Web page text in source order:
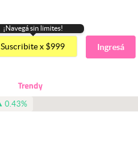
¡Navegá sin limites!
Suscribite x $999 Ingresá
Trendy
0.43%